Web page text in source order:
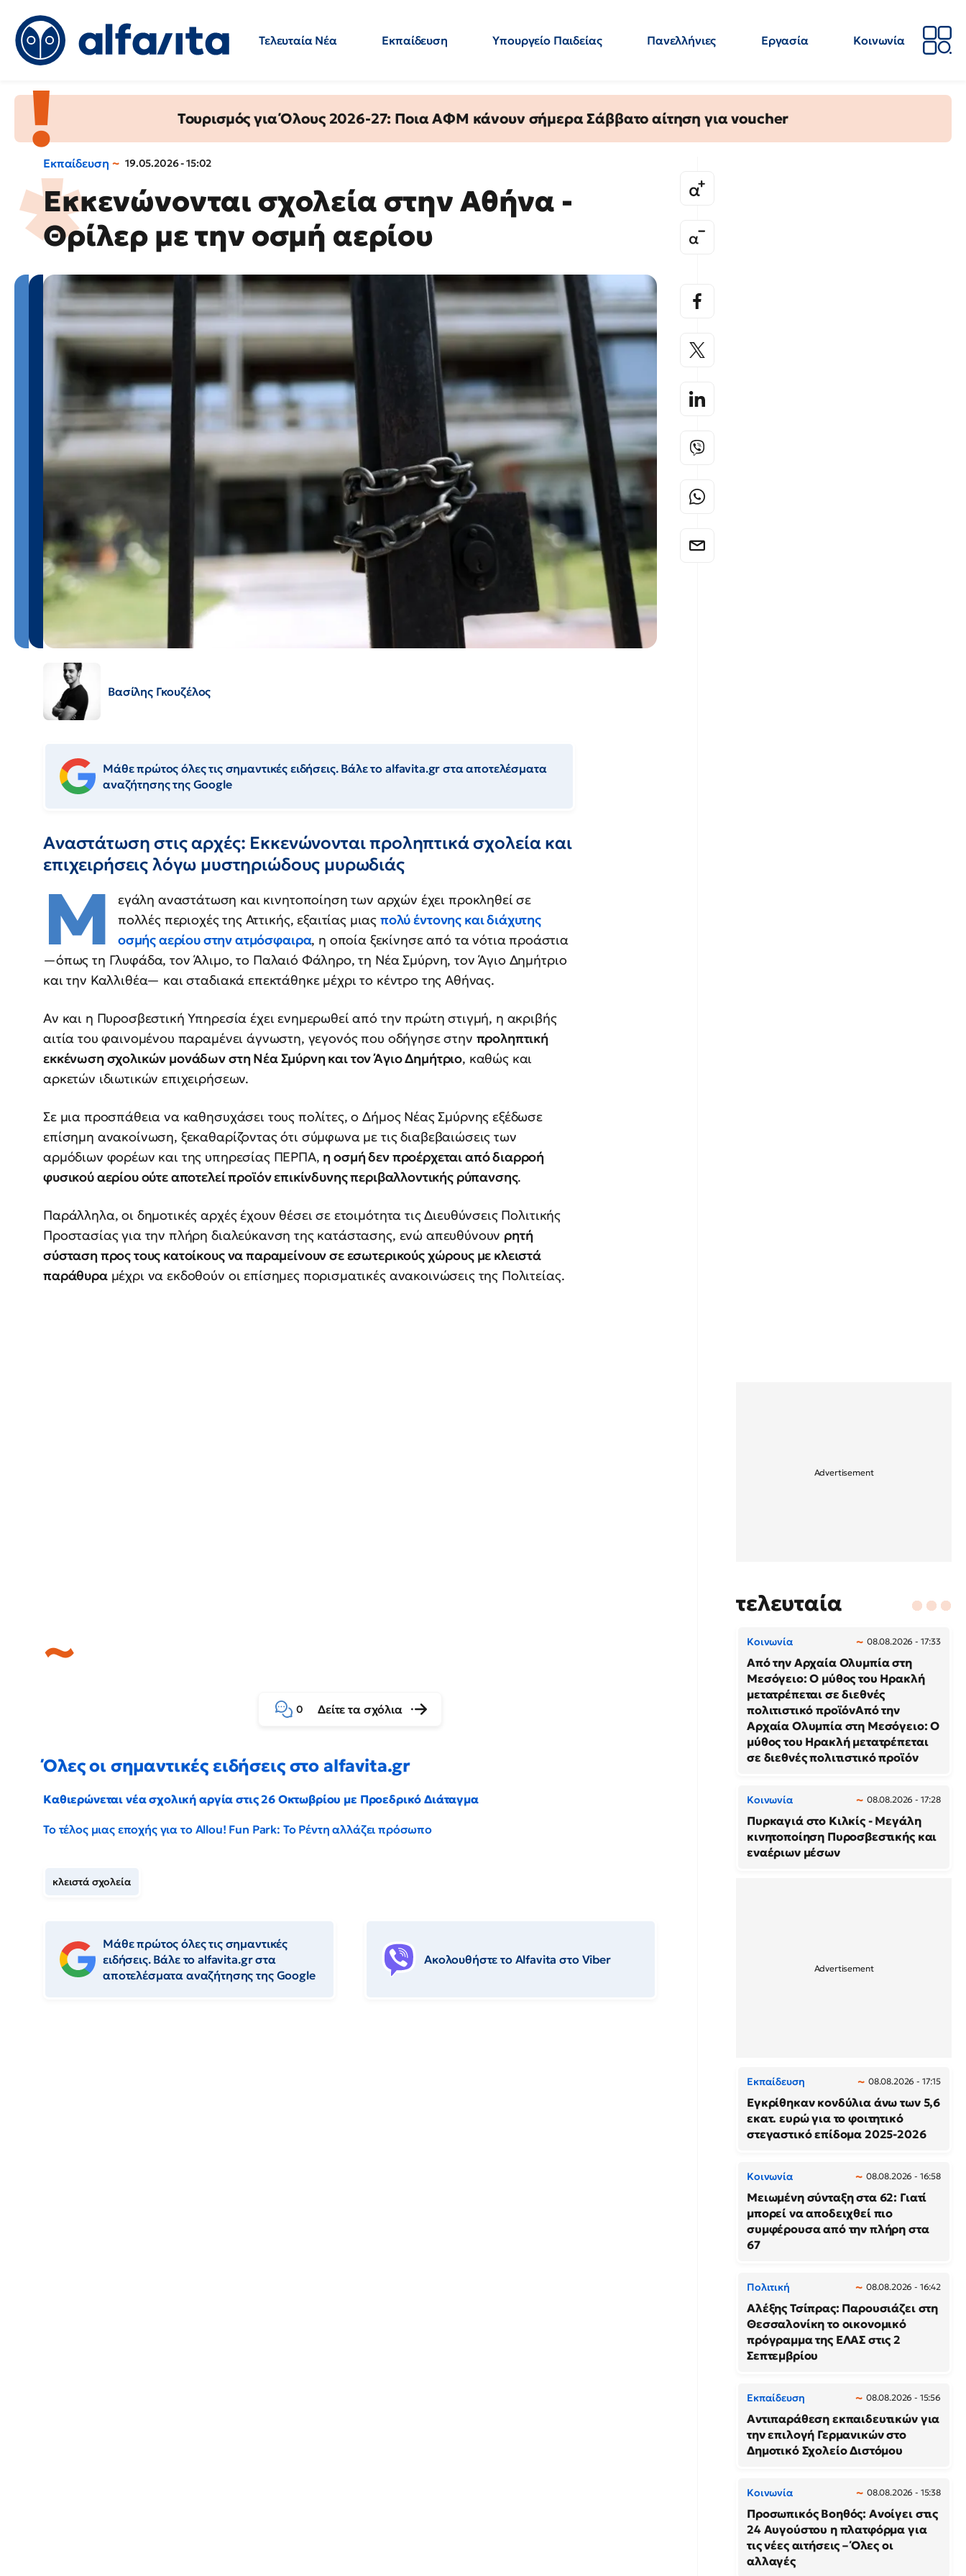
Τελευταία Νέα Εκπαίδευση Υπουργείο Παιδείας Πανελλήνιες Εργασία
Κοινωνία
Τουρισμός για Όλους 2026-27: Ποια ΑΦΜ κάνουν σήμερα Σάββατο αίτηση για voucher
Εκπαίδευση 19.05.2026 - 15:02
Εκκενώνονται σχολεία στην Αθήνα -
Θρίλερ με την οσμή αερίου
Βασίλης Γκουζέλος
Μάθε πρώτος όλες τις σημαντικές ειδήσεις. Βάλε το alfavita.gr στα αποτελέσματα
αναζήτησης της Google
Αναστάτωση στις αρχές: Εκκενώνονται προληπτικά σχολεία και
επιχειρήσεις λόγω μυστηριώδους μυρωδιάς
Μ
εγάλη αναστάτωση και κινητοποίηση των αρχών έχει προκληθεί σε
πολλές περιοχές της Αττικής, εξαιτίας μιας πολύ έντονης και διάχυτης
οσμής αερίου στην ατμόσφαιρα, η οποία ξεκίνησε από τα νότια προάστια
—όπως τη Γλυφάδα, τον Άλιμο, το Παλαιό Φάληρο, τη Νέα Σμύρνη, τον Άγιο Δημήτριο
και την Καλλιθέα— και σταδιακά επεκτάθηκε μέχρι το κέντρο της Αθήνας.
Αν και η Πυροσβεστική Υπηρεσία έχει ενημερωθεί από την πρώτη στιγμή, η ακριβής
αιτία του φαινομένου παραμένει άγνωστη, γεγονός που οδήγησε στην προληπτική
εκκένωση σχολικών μονάδων στη Νέα Σμύρνη και τον Άγιο Δημήτριο, καθώς και
αρκετών ιδιωτικών επιχειρήσεων.
Σε μια προσπάθεια να καθησυχάσει τους πολίτες, ο Δήμος Νέας Σμύρνης εξέδωσε
επίσημη ανακοίνωση, ξεκαθαρίζοντας ότι σύμφωνα με τις διαβεβαιώσεις των
αρμόδιων φορέων και της υπηρεσίας ΠΕΡΠΑ, η οσμή δεν προέρχεται από διαρροή
φυσικού αερίου ούτε αποτελεί προϊόν επικίνδυνης περιβαλλοντικής ρύπανσης.
Παράλληλα, οι δημοτικές αρχές έχουν θέσει σε ετοιμότητα τις Διευθύνσεις Πολιτικής
Προστασίας για την πλήρη διαλεύκανση της κατάστασης, ενώ απευθύνουν ρητή
σύσταση προς τους κατοίκους να παραμείνουν σε εσωτερικούς χώρους με κλειστά
παράθυραμέχρι να εκδοθούν οι επίσημες πορισματικές ανακοινώσεις της Πολιτείας.
0 Δείτε τα σχόλια
Όλες οι σημαντικές ειδήσεις στο alfavita.gr
Καθιερώνεται νέα σχολική αργία στις 26 Οκτωβρίου με Προεδρικό Διάταγμα
Το τέλος μιας εποχής για το Allou! Fun Park: Το Ρέντη αλλάζει πρόσωπο
κλειστά σχολεία
Μάθε πρώτος όλες τις σημαντικές
ειδήσεις. Βάλε το alfavita.gr στα
αποτελέσματα αναζήτησης της Google
Ακολουθήστε το Αlfavita στο Viber
τελευταία
Κοινωνία 08.08.2026 - 17:33
Από την Αρχαία Ολυμπία στη
Μεσόγειο: Ο μύθος του Ηρακλή
μετατρέπεται σε διεθνές
πολιτιστικό προϊόνΑπό την
Αρχαία Ολυμπία στη Μεσόγειο: Ο
μύθος του Ηρακλή μετατρέπεται
σε διεθνές πολιτιστικό προϊόν
Κοινωνία 08.08.2026 - 17:28
Πυρκαγιά στο Κιλκίς - Μεγάλη
κινητοποίηση Πυροσβεστικής και
εναέριων μέσων
Εκπαίδευση 08.08.2026 - 17:15
Εγκρίθηκαν κονδύλια άνω των 5,6
εκατ. ευρώ για το φοιτητικό
στεγαστικό επίδομα 2025-2026
Κοινωνία 08.08.2026 - 16:58
Μειωμένη σύνταξη στα 62: Γιατί
μπορεί να αποδειχθεί πιο
συμφέρουσα από την πλήρη στα
67
Πολιτική 08.08.2026 - 16:42
Αλέξης Τσίπρας: Παρουσιάζει στη
Θεσσαλονίκη το οικονομικό
πρόγραμμα της ΕΛΑΣ στις 2
Σεπτεμβρίου
Εκπαίδευση 08.08.2026 - 15:56
Αντιπαράθεση εκπαιδευτικών για
την επιλογή Γερμανικών στο
Δημοτικό Σχολείο Διστόμου
Κοινωνία 08.08.2026 - 15:38
Προσωπικός Βοηθός: Ανοίγει στις
24 Αυγούστου η πλατφόρμα για
τις νέες αιτήσεις – Όλες οι
αλλαγές